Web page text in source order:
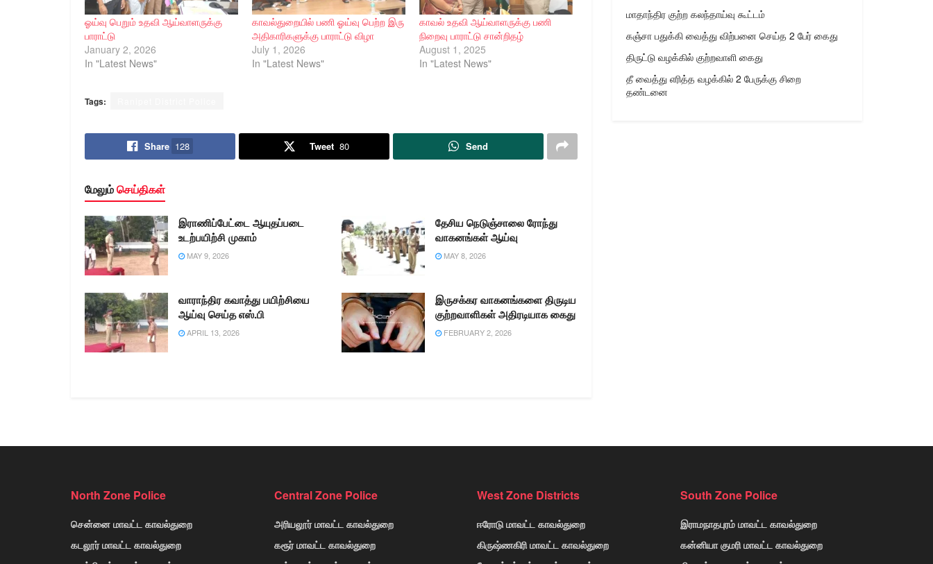
ஓய்வு பெறும் உதவி ஆய்வாளருக்கு
பாராட்டு
January 2, 2026
In "Latest News"
காவல்துறையில் பணி ஓய்வு பெற்ற இரு
அதிகாரிகளுக்கு பாராட்டு விழா
July 1, 2026
In "Latest News"
காவல் உதவி ஆய்வாளருக்கு பணி
நிறைவு பாராட்டு சான்றிதழ்
August 1, 2025
In "Latest News"
Tags:
Share 128 Tweet 80 Send
மேலும்செய்திகள்
இராணிப்பேட்டை ஆயுதப்படை
உடற்பயிற்சி முகாம்
MAY 9, 2026
தேசிய நெடுஞ்சாலை ரோந்து
வாகனங்கள் ஆய்வு
MAY 8, 2026
வாராந்திர கவாத்து பயிற்சியை
ஆய்வு செய்த எஸ்.பி
APRIL 13, 2026
இருசக்கர வாகனங்களை திருடிய
குற்றவாளிகள் அதிரடியாக கைது
FEBRUARY 2, 2026
மாதாந்திர குற்ற கலந்தாய்வு கூட்டம்
கஞ்சா பதுக்கி வைத்து விற்பனை செய்த 2 பேர் கைது
திருட்டு வழக்கில் குற்றவாளி கைது
தீ வைத்து எரித்த வழக்கில் 2 பேருக்கு சிறை
தண்டனை
North Zone Police
சென்னை மாவட்ட காவல்துறை
கடலூர் மாவட்ட காவல்துறை
Central Zone Police
அரியலூர் மாவட்ட காவல்துறை
கரூர் மாவட்ட காவல்துறை
West Zone Districts
ஈரோடு மாவட்ட காவல்துறை
கிருஷ்ணகிரி மாவட்ட காவல்துறை
South Zone Police
இராமநாதபுரம் மாவட்ட காவல்துறை
கன்னியா குமரி மாவட்ட காவல்துறை